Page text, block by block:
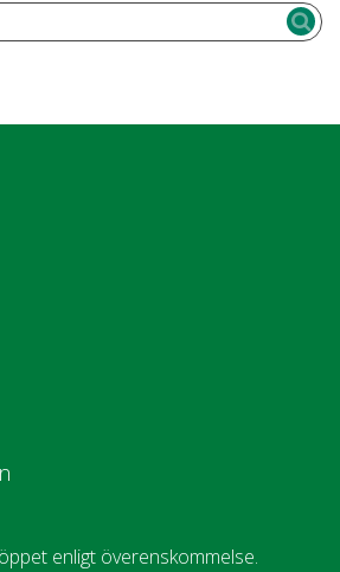
enligt överenskommelse.